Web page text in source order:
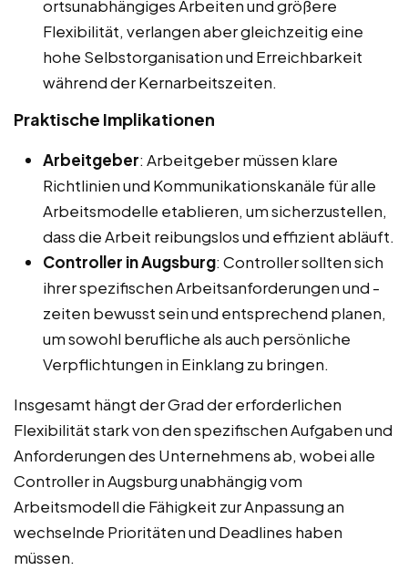
ortsunabhängiges Arbeiten und größere
Flexibilität, verlangen aber gleichzeitig eine
hohe Selbstorganisation und Erreichbarkeit
während der Kernarbeitszeiten.
Praktische Implikationen
Arbeitgeber: Arbeitgeber müssen klare
Richtlinien und Kommunikationskanäle für alle
Arbeitsmodelle etablieren, um sicherzustellen,
dass die Arbeit reibungslos und effizient abläuft.
Controller in Augsburg: Controller sollten sich
ihrer spezifischen Arbeitsanforderungen und -
zeiten bewusst sein und entsprechend planen,
um sowohl berufliche als auch persönliche
Verpflichtungen in Einklang zu bringen.
Insgesamt hängt der Grad der erforderlichen
Flexibilität stark von den spezifischen Aufgaben und
Anforderungen des Unternehmens ab, wobei alle
Controller in Augsburg unabhängig vom
Arbeitsmodell die Fähigkeit zur Anpassung an
wechselnde Prioritäten und Deadlines haben
müssen.